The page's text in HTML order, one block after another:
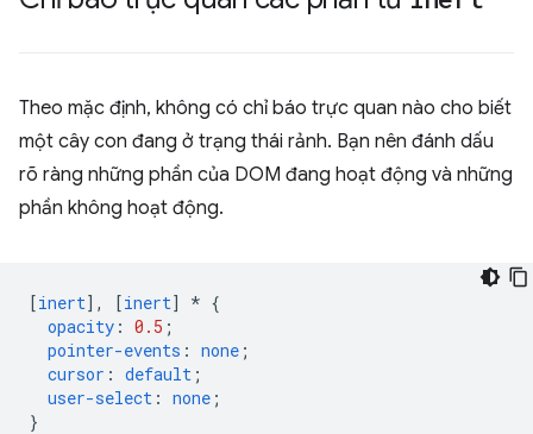
Theo mặc định, không có chỉ báo trực quan nào cho biết
một cây con đang ở trạng thái rảnh. Bạn nên đánh dấu
rõ ràng những phần của DOM đang hoạt động và những
phần không hoạt động.
[inert], [inert] * {
opacity : 0.5 ;
pointer-events : none ;
cursor : default ;
user-select : none ;
}